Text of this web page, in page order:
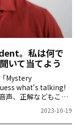
。私は何で
いて当てよう
Mystery
what‘s talking!
声、正解などもこち
2023-10-19